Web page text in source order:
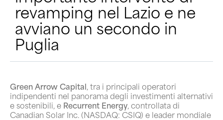
revamping nel Lazio e ne
avviano un secondo in
Puglia
Green Arrow Capital, tra i principali operatori
indipendenti nel panorama degli investimenti alternativi
e sostenibili, e Recurrent Energy, controllata di
Canadian Solar Inc. (NASDAQ: CSIQ) e leader mondiale